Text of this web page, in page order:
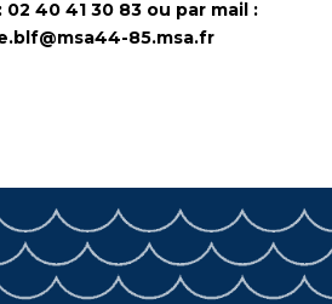
40 41 30 83 ou par mail :
85.msa.fr